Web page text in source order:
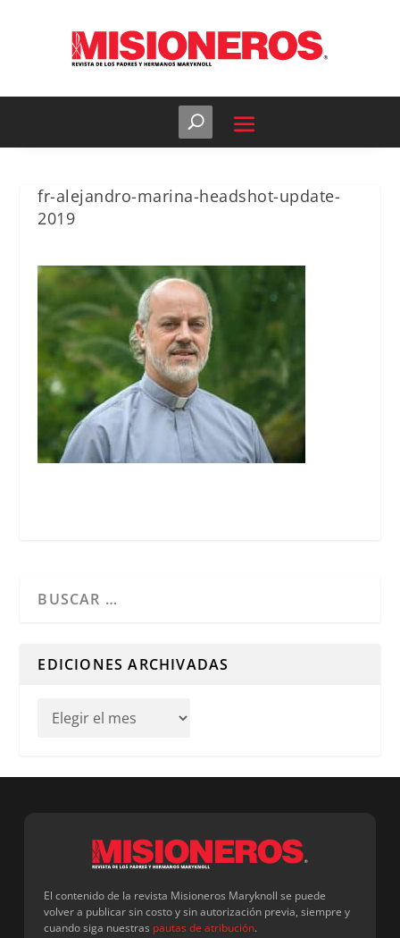
fr-alejandro-marina-headshot-update-
2019
EDICIONES ARCHIVADAS
El contenido de la revista Misioneros Maryknoll se puede
volver a publicar sin costo y sin autorización previa, siempre y
cuando siga nuestras pautas de atribución.